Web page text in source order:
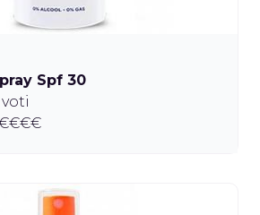
Spf 30
voti
€€€€